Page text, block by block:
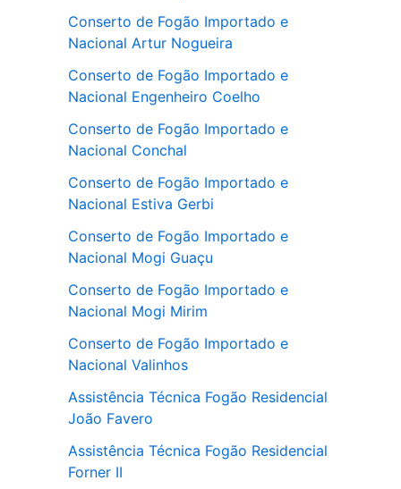
Conserto de Fogão Importado e
Nacional Artur Nogueira
Conserto de Fogão Importado e
Nacional Engenheiro Coelho
Conserto de Fogão Importado e
Nacional Conchal
Conserto de Fogão Importado e
Nacional Estiva Gerbi
Conserto de Fogão Importado e
Nacional Mogi Guaçu
Conserto de Fogão Importado e
Nacional Mogi Mirim
Conserto de Fogão Importado e
Nacional Valinhos
Assistência Técnica Fogão Residencial
João Favero
Assistência Técnica Fogão Residencial
Forner II